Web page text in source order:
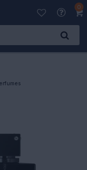
0